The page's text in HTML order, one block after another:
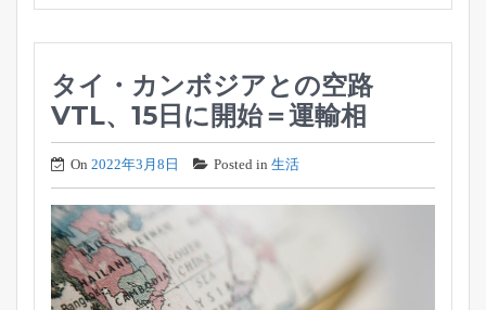
タイ・カンボジアとの空路
VTL、15日に開始＝運輸相
On 2022年3月8日 Posted in 生活